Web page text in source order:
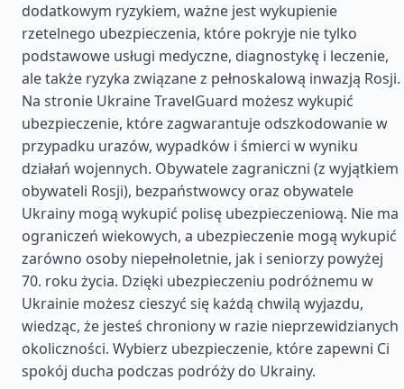
dodatkowym ryzykiem, ważne jest wykupienie
rzetelnego ubezpieczenia, które pokryje nie tylko
podstawowe usługi medyczne, diagnostykę i leczenie,
ale także ryzyka związane z pełnoskalową inwazją Rosji.
Na stronie Ukraine TravelGuard możesz wykupić
ubezpieczenie, które zagwarantuje odszkodowanie w
przypadku urazów, wypadków i śmierci w wyniku
działań wojennych. Obywatele zagraniczni (z wyjątkiem
obywateli Rosji), bezpaństwowcy oraz obywatele
Ukrainy mogą wykupić polisę ubezpieczeniową. Nie ma
ograniczeń wiekowych, a ubezpieczenie mogą wykupić
zarówno osoby niepełnoletnie, jak i seniorzy powyżej
70. roku życia. Dzięki ubezpieczeniu podróżnemu w
Ukrainie możesz cieszyć się każdą chwilą wyjazdu,
wiedząc, że jesteś chroniony w razie nieprzewidzianych
okoliczności. Wybierz ubezpieczenie, które zapewni Ci
spokój ducha podczas podróży do Ukrainy.